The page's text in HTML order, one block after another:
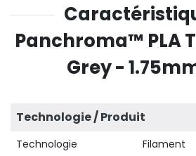
Panchroma™ PLA
Grey -
Technologie / Produit
Technologie
Filament